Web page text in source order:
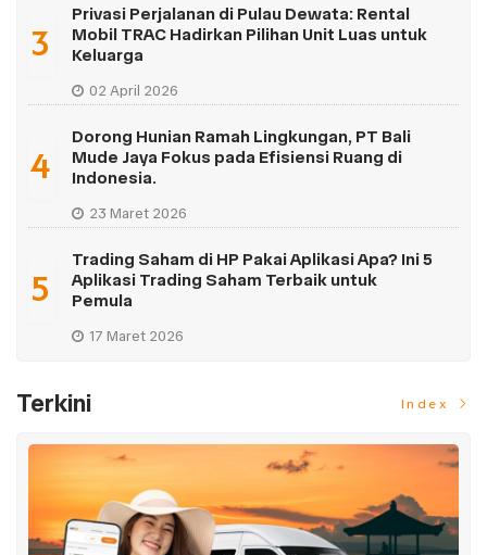
3
Privasi Perjalanan di Pulau Dewata: Rental
Mobil TRAC Hadirkan Pilihan Unit Luas untuk
Keluarga
02 April 2026
4
Dorong Hunian Ramah Lingkungan, PT Bali
Mude Jaya Fokus pada Efisiensi Ruang di
Indonesia.
23 Maret 2026
5
Trading Saham di HP Pakai Aplikasi Apa? Ini 5
Aplikasi Trading Saham Terbaik untuk
Pemula
17 Maret 2026
Terkini Index